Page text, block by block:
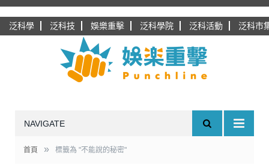
泛科學 泛科技 娛樂重擊 泛科學院 泛科活動 泛科市
NAVIGATE
首頁 » 標籤為 "不能說的秘密"